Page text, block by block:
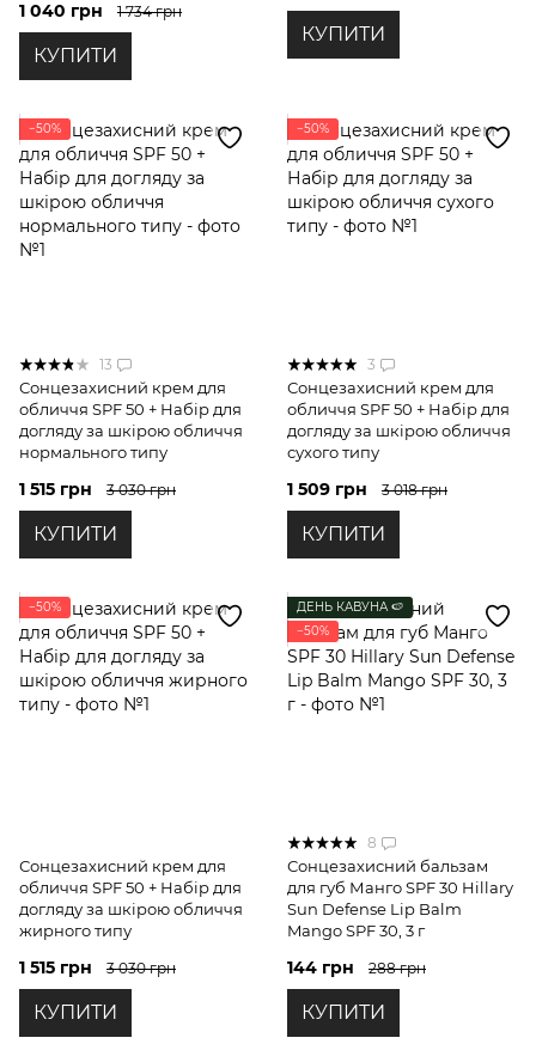
1 040 грн 1 734 грн
КУПИТИ
КУПИТИ
−50%
13
Сонцезахисний крем для
обличчя SPF 50 + Набір для
догляду за шкірою обличчя
нормального типу
1 515 грн 3 030 грн
КУПИТИ
−50%
3
Сонцезахисний крем для
обличчя SPF 50 + Набір для
догляду за шкірою обличчя
сухого типу
1 509 грн 3 018 грн
КУПИТИ
−50%
Сонцезахисний крем для
обличчя SPF 50 + Набір для
догляду за шкірою обличчя
жирного типу
1 515 грн 3 030 грн
КУПИТИ
ДЕНЬ КАВУНА 🍉
−50%
8
Сонцезахисний бальзам
для губ Манго SPF 30 Hillary
Sun Defense Lip Balm
Mango SPF 30, 3 г
144 грн 288 грн
КУПИТИ